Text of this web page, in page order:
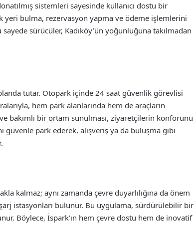
sistemleri sayesinde kullanıcı dostu bir
bulma, rezervasyon yapma ve ödeme işlemlerini
sürücüler, Kadıköy’ün yoğunluğuna takılmadan
tutar. Otopark içinde 24 saat güvenlik görevlisi
hem park alanlarında hem de araçların
bakımlı bir ortam sunulması, ziyaretçilerin konforunu
güvenle park ederek, alışveriş ya da buluşma gibi
kalmaz; aynı zamanda çevre duyarlılığına da önem
istasyonları bulunur. Bu uygulama, sürdürülebilir bir
Böylece, İspark’ın hem çevre dostu hem de inovatif